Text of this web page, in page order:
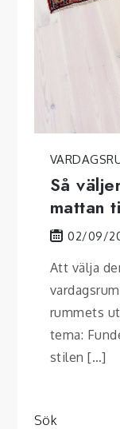
Så
mattan
02/09/
Att välja
rummets
tema:
stilen […]
Sök